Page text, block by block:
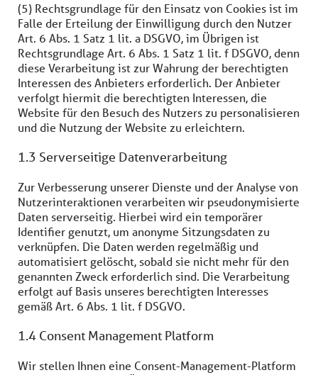
(5) Rechtsgrundlage für den Einsatz von Cookies ist im
Falle der Erteilung der Einwilligung durch den Nutzer
Art. 6 Abs. 1 Satz 1 lit. a DSGVO, im Übrigen ist
Rechtsgrundlage Art. 6 Abs. 1 Satz 1 lit. f DSGVO, denn
diese Verarbeitung ist zur Wahrung der berechtigten
Interessen des Anbieters erforderlich. Der Anbieter
verfolgt hiermit die berechtigten Interessen, die
Website für den Besuch des Nutzers zu personalisieren
und die Nutzung der Website zu erleichtern.
1.3 Serverseitige Datenverarbeitung
Zur Verbesserung unserer Dienste und der Analyse von
Nutzerinteraktionen verarbeiten wir pseudonymisierte
Daten serverseitig. Hierbei wird ein temporärer
Identifier genutzt, um anonyme Sitzungsdaten zu
verknüpfen. Die Daten werden regelmäßig und
automatisiert gelöscht, sobald sie nicht mehr für den
genannten Zweck erforderlich sind. Die Verarbeitung
erfolgt auf Basis unseres berechtigten Interesses
gemäß Art. 6 Abs. 1 lit. f DSGVO.
1.4 Consent Management Platform
Wir stellen Ihnen eine Consent-Management-Platform